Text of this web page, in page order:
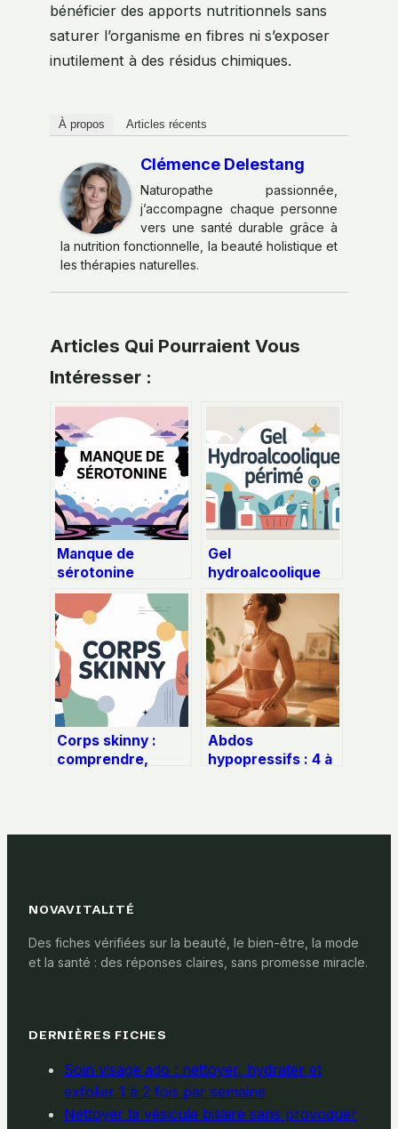
bénéficier des apports nutritionnels sans
saturer l’organisme en fibres ni s’exposer
inutilement à des résidus chimiques.
À propos Articles récents
Clémence Delestang
Naturopathe passionnée,
j’accompagne chaque personne
vers une santé durable grâce à
la nutrition fonctionnelle, la beauté holistique et
les thérapies naturelles.
Articles Qui Pourraient Vous
Intéresser :
Manque de
sérotonine
symptômes : les
signes qui doivent
vous alerter
Gel
hydroalcoolique
périmé : risques
réels, usages
possibles,
réflexes à adopter
Corps skinny :
comprendre,
naturellement
Abdos
hypopressifs : 4 à
ventre gainé
NOVAVITALITÉ
Des fiches vérifiées sur la beauté, le bien-être, la mode
et la santé : des réponses claires, sans promesse miracle.
DERNIÈRES FICHES
Soin visage ado : nettoyer, hydrater et
exfolier 1 à 2 fois par semaine
Nettoyer la vésicule biliaire sans provoquer